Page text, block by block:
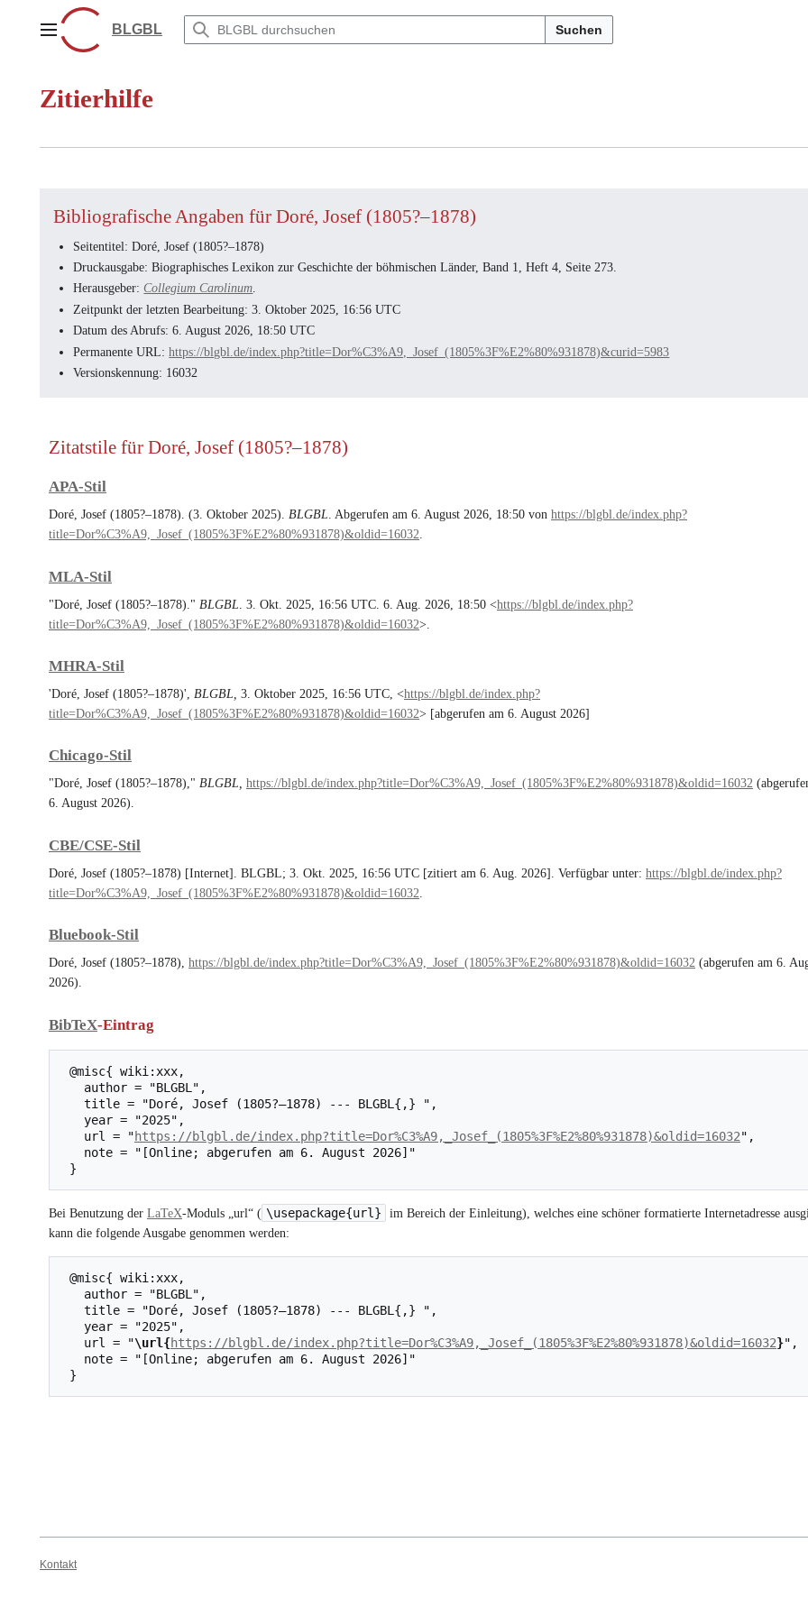
springenHauptmenüBLGBL Suchen
Zitierhilfe
Bibliografische Angaben für Doré, Josef (1805?–1878)
Seitentitel: Doré, Josef (1805?–1878)
Druckausgabe: Biographisches Lexikon zur Geschichte der böhmischen Länder, Band 1, Heft 4, Seite 273.
Herausgeber:Collegium Carolinum.
Zeitpunkt der letzten Bearbeitung: 3. Oktober 2025, 16:56 UTC
Datum des Abrufs: 6. August 2026, 18:50 UTC
Permanente URL:https://blgbl.de/index.php?title=Dor%C3%A9,_Josef_(1805%3F%E2%80%931878)&curid=5983
Versionskennung: 16032
Zitatstile für Doré, Josef (1805?–1878)
APA-Stil
Doré, Josef (1805?–1878). (3. Oktober 2025). BLGBL. Abgerufen am 6. August 2026, 18:50 von https://blgbl.de/index.php?
title=Dor%C3%A9,_Josef_(1805%3F%E2%80%931878)&oldid=16032.
MLA-Stil
"Doré, Josef (1805?–1878)." BLGBL . 3. Okt. 2025, 16:56 UTC. 6. Aug. 2026, 18:50 <https://blgbl.de/index.php?
title=Dor%C3%A9,_Josef_(1805%3F%E2%80%931878)&oldid=16032>.
MHRA-Stil
'Doré, Josef (1805?–1878)', BLGBL, 3. Oktober 2025, 16:56 UTC, <https://blgbl.de/index.php?
title=Dor%C3%A9,_Josef_(1805%3F%E2%80%931878)&oldid=16032> [abgerufen am 6. August 2026]
Chicago-Stil
"Doré, Josef (1805?–1878)," BLGBL, https://blgbl.de/index.php?title=Dor%C3%A9,_Josef_(1805%3F%E2%80%931878)&oldid=16032
6. August 2026).
CBE/CSE-Stil
Doré, Josef (1805?–1878) [Internet]. BLGBL; 3. Okt. 2025, 16:56 UTC [zitiert am 6. Aug. 2026]. Verfügbar unter: https://blgbl.de/index.php?
title=Dor%C3%A9,_Josef_(1805%3F%E2%80%931878)&oldid=16032
Bluebook-Stil
Doré, Josef (1805?–1878), https://blgbl.de/index.php?title=Dor%C3%A9,_Josef_(1805%3F%E2%80%931878)&oldid=16032 (abgerufen am 6.
2026).
BibTeX-Eintrag
   url = "
https://blgbl.de/index.php?title=Dor%C3%A9,_Josef_(1805%3F%E2%80%931878)&oldid=16032",
Bei Benutzung der LaTeX-Moduls „url“ ( \usepackage{url}
im Bereich der Einleitung), welches eine schöner formatierte Internetadresse
kann die folgende Ausgabe genommen werden:
   url = "
\url{https://blgbl.de/index.php?title=Dor%C3%A9,_Josef_(1805%3F%E2%80%931878)&oldid=16032}",
Kontakt